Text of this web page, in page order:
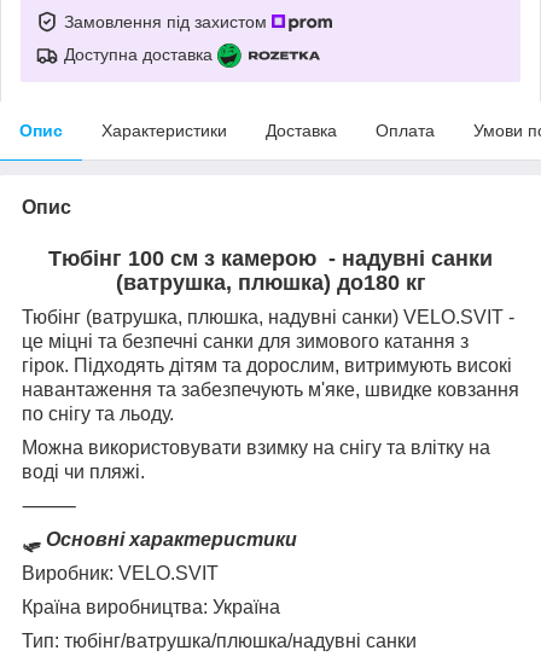
Замовлення під захистом
Доступна доставка
Опис Характеристики Доставка Оплата Умови
Опис
Тюбінг 100 см з камерою - надувні санки
(ватрушка, плюшка) до180 кг
Тюбінг (ватрушка, плюшка, надувні санки) VELO.SVIT -
це міцні та безпечні санки для зимового катання з
гірок. Підходять дітям та дорослим, витримують високі
навантаження та забезпечують м'яке, швидке ковзання
по снігу та льоду.
Можна використовувати взимку на снігу та влітку на
воді чи пляжі.
⸻
🛷 Основні характеристики
Виробник: VELO.SVIT
Країна виробництва: Україна
Тип: тюбінг/ватрушка/плюшка/надувні санки